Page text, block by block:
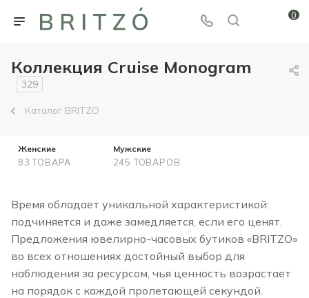
0
Коллекция Cruise Monogram
329
Каталог BRITZO
Женские
83 ТОВАРА
Мужские
245 ТОВАРОВ
Время обладает уникальной характеристикой:
подчиняется и даже замедляется, если его ценят.
Предложения ювелирно-часовых бутиков «BRITZO»
во всех отношениях достойный выбор для
наблюдения за ресурсом, чья ценность возрастает
на порядок с каждой пролетающей секундой.